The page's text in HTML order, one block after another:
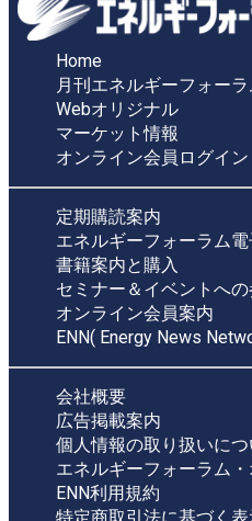
Home
月刊エネルギーフォー
Webオリジナル
マーケット情報
オンライン会員ログイン
定期購読案内
エネルギーフォーラム
書籍案内と購入
セミナー＆イベントへの
オンライン会員案内
ENN( Energy News
会社概要
広告掲載案内
個人情報の取り扱いにつ
エネルギーフォーラム
ENN利用規約